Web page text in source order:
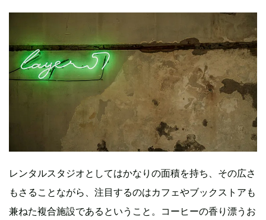
レンタルスタジオとしてはかなりの面積を持ち、その広さ
もさることながら、注目するのはカフェやブックストアも
兼ねた複合施設であるということ。コーヒーの香り漂うお